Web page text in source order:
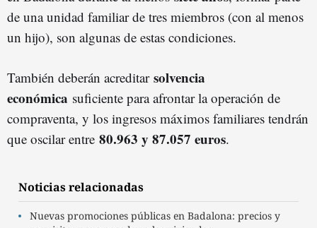
de una unidad familiar de tres miembros (con al menos
un hijo), son algunas de estas condiciones.
También deberán acreditar solvencia
económica suficiente para afrontar la operación de
compraventa, y los ingresos máximos familiares tendrán
que oscilar entre 80.963 y 87.057 euros.
Noticias relacionadas
Nuevas promociones públicas en Badalona: precios y